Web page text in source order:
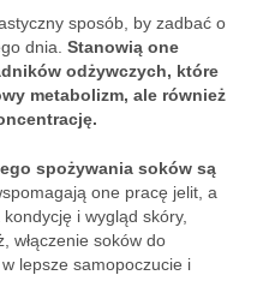
sposób, by zadbać o
dnia. Stanowią one
odżywczych, które
metabolizm, ale również
spożywania soków są
one pracę jelit, a
i wygląd skóry,
włączenie soków do
lepsze samopoczucie i